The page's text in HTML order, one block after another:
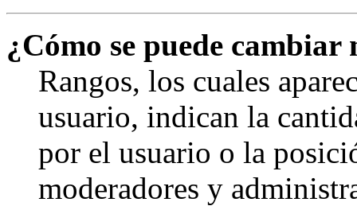
¿Cómo se puede cambiar
Rangos, los cuales
usuario, indican la
por el usuario o la
moderadores y